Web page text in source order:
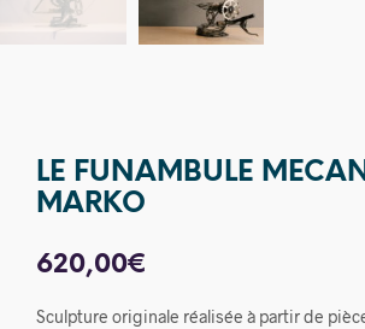
LE FUNAMBULE
MARKO
620,00€
Sculpture originale réalisée à partir de